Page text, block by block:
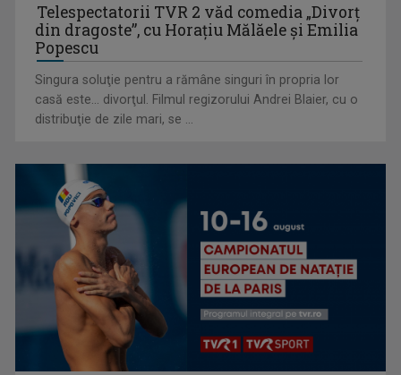
Cum ne-a îmbolnăvit telefonul și cum salvarea era mereu
Telespectatorii TVR 2 văd comedia „Divorţ
din dragoste”, cu Horaţiu Mălăele şi Emilia
Popescu
Singura soluţie pentru a rămâne singuri în propria lor
casă este... divorţul. Filmul regizorului Andrei Blaier, cu o
distribuţie de zile mari, se ...